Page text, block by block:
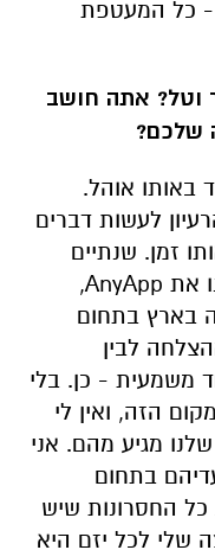
- כל המעטפת
וטל? אתה חושב
שלכם?
באותו אוהל.
לעשות דברים
זמן. שנתיים
לאחר מכן התחברנו שוב והקמנו את AnyApp,
בארץ בתחום
לבין
משמעית - כן. בלי
הזה, ואין לי
מגיע מהם. אני
בתחום
החסרונות שיש
שלי לכל יזם היא